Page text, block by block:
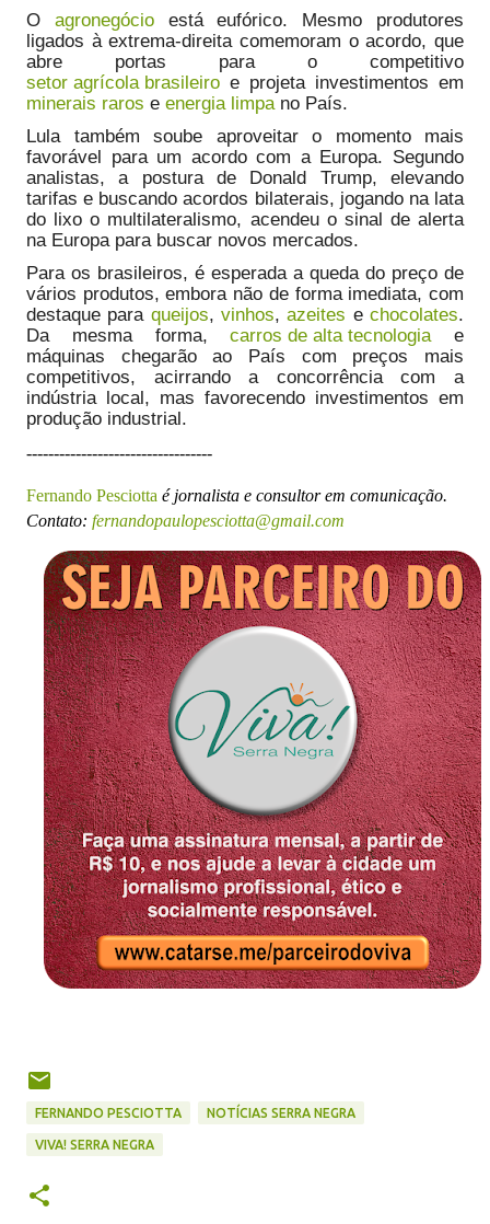
O agronegócioestá eufórico. Mesmo produtores
ligados à extrema-direita comemoram o acordo, que
abre portas para o competitivo
setor agrícola brasileiro e projeta investimentos em
minerais raros e energia limpano País.
Lula também soube aproveitar o momento mais
favorável para um acordo com a Europa. Segundo
analistas, a postura de Donald Trump, elevando
tarifas e buscando acordos bilaterais, jogando na lata
do lixo o multilateralismo, acendeu o sinal de alerta
na Europa para buscar novos mercados.
Para os brasileiros, é esperada a queda do preço de
vários produtos, embora não de forma imediata, com
destaque para queijos,vinhos,azeites echocolates.
Da mesma forma,carros de alta tecnologia e
máquinas chegarão ao País com preços mais
competitivos, acirrando a concorrência com a
indústria local, mas favorecendo investimentos em
produção industrial.
----------------------------------
Fernando Pesciotta é jornalista e consultor em comunicação.
Contato: fernandopaulopesciotta@gmail.com
FERNANDO PESCIOTTA NOTÍCIAS SERRA NEGRA
VIVA! SERRA NEGRA